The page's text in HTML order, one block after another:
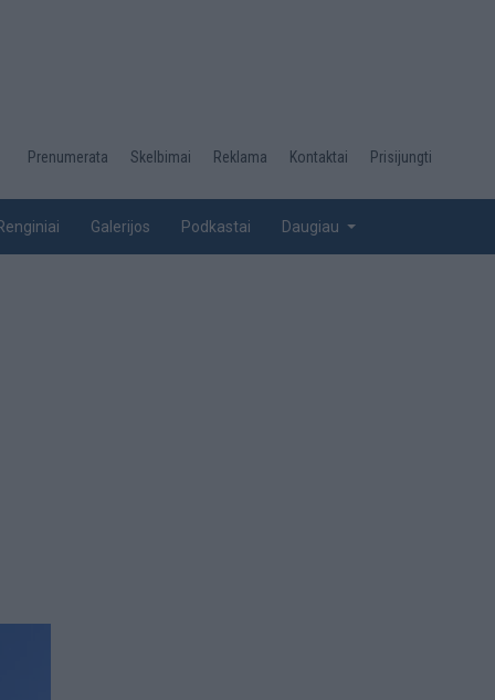
Desktop
top
Prenumerata Skelbimai Reklama Kontaktai Prisijungti
Galerijos Podkastai Daugiau